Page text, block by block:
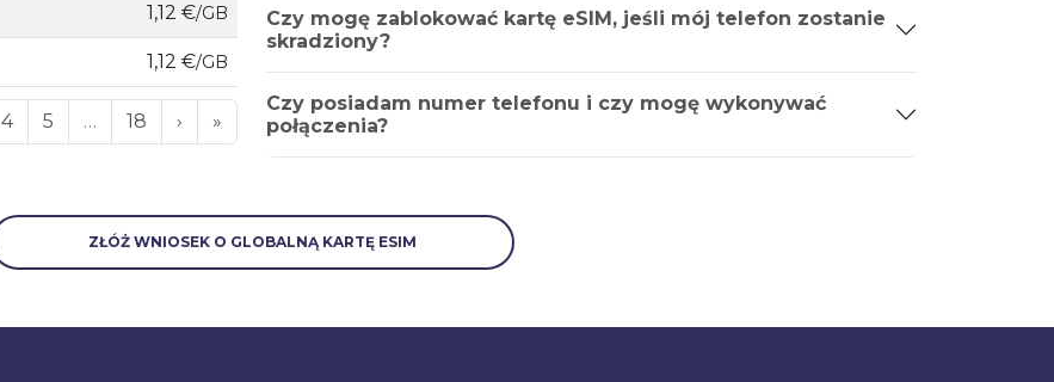
1,12 €/GB
1,12 €/GB
4 5 … 18 › »
Czy mogę zablokować kartę eSIM, jeśli mój telefon zostanie
skradziony?
Czy posiadam numer telefonu i czy mogę wykonywać
połączenia?
ZŁÓŻ WNIOSEK O GLOBALNĄ KARTĘ ESIM